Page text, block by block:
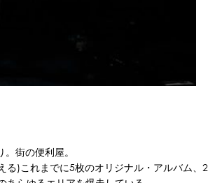
街の便利屋。
る)これまでに5枚のオリジナル・アルバム、2